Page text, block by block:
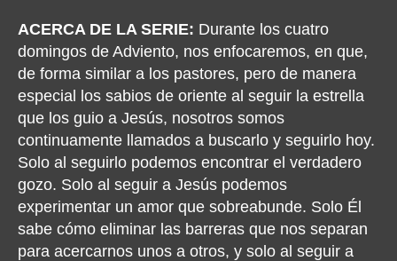
ACERCA DE LA SERIE: Durante los cuatro
domingos de Adviento, nos enfocaremos, en que,
de forma similar a los pastores, pero de manera
especial los sabios de oriente al seguir la estrella
que los guio a Jesús, nosotros somos
continuamente llamados a buscarlo y seguirlo hoy.
Solo al seguirlo podemos encontrar el verdadero
gozo. Solo al seguir a Jesús podemos
experimentar un amor que sobreabunde. Solo Él
sabe cómo eliminar las barreras que nos separan
para acercarnos unos a otros, y solo al seguir a